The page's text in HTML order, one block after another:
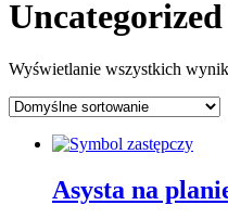
Uncategorized
Wyświetlanie wszystkich
Asysta na